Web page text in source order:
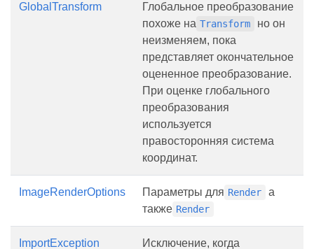
GlobalTransform
Глобальное преобразование
похоже на Transform
но он
неизменяем, пока
представляет окончательное
оцененное преобразование.
При оценке глобального
преобразования
используется
правосторонняя система
координат.
ImageRenderOptions Параметры для Render
а
также Render
ImportException
Исключение, когда